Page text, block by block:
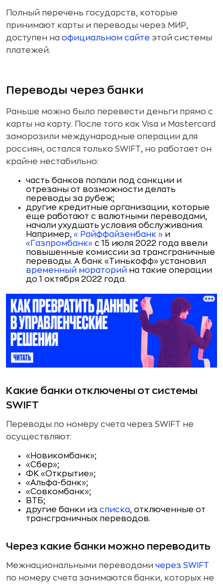
Полный перечень государств, которые
принимают карты и переводы через МИР,
доступен на официальном сайте этой системы
платежей.
Переводы через банки
Раньше можно было перевести деньги прямо с
карты на карту. После того как Visa и Mastercard
заморозили международные операции для
россиян, остался только SWIFT, но работает он
крайне нестабильно:
часть банков попали под санкции и
отрезаны от возможности делать
переводы за рубеж;
другие кредитные организации, которые
еще работают с валютными переводами,
начали ухудшать условия обслуживания.
Например, « Райффайзенбанк » и
«Газпромбанк» с 15 июля 2022 года ввели
повышенные комиссии за трансграничные
переводы. А банк «Тинькофф» установил
временный мораторий на такие операции
до 1 октября 2022 года.
Какие банки отключены от системы
SWIFT
Переводы по номеру счета через SWIFT не
осуществляют:
«Новикомбанк»;
«Сбер»;
ФК «Открытие»;
«Альфа-банк»;
«Совкомбанк»;
ВТБ;
другие банки из списка, отключенные от
трансграничных переводов.
Через какие банки можно переводить
Межнациональными переводами через SWIFT
по номеру счета занимаются банки, которых не